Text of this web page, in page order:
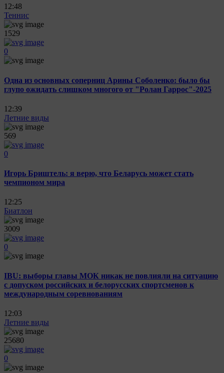
12:48
Теннис
1529
0
Одна из основных соперниц Арины Соболенко: было бы
глупо ожидать слишком многого от "Ролан Гаррос"-2025
12:39
Летние виды
569
0
Игорь Бриштель: я верю, что Беларусь может стать
чемпионом мира
12:25
Биатлон
3009
0
IBU: выборы главы МОК никак не повлияли на ситуацию
с допуском российских и белорусских спортсменов к
международным соревнованиям
12:03
Летние виды
25680
0